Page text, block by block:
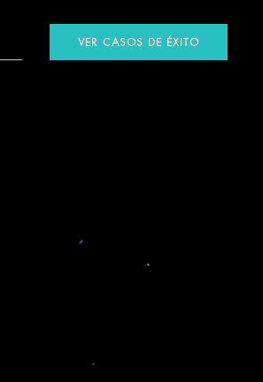
VER CASOS DE ÉXITO